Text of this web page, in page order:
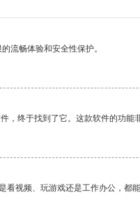
流畅体验和安全性保护。
，终于找到了它。这款软件的功
视频、玩游戏还是工作办公，都